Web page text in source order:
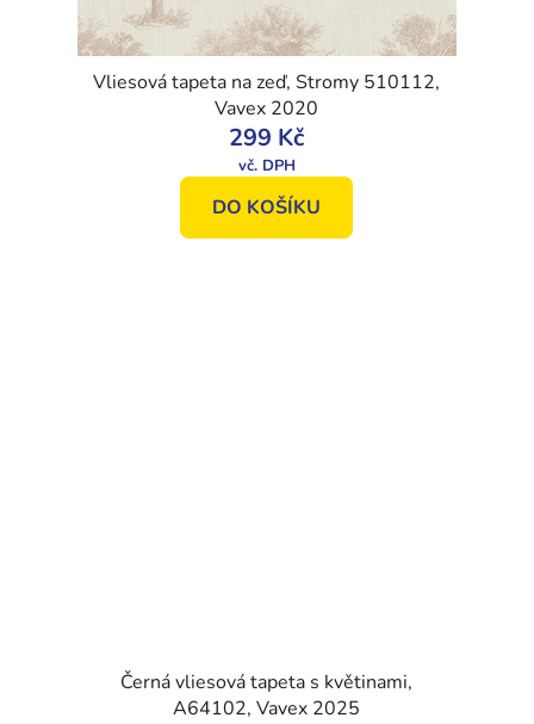
Vliesová tapeta na zeď, Stromy 510112,
Vavex 2020
299 Kč
DO KOŠÍKU
Černá vliesová tapeta s květinami,
A64102, Vavex 2025